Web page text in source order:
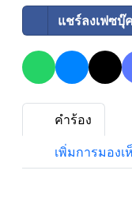
แชร์ลงเฟซบุ๊ค
คำร้อง
เพิ่มการมองเ